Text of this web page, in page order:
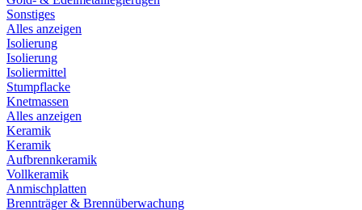
Sonstiges
Alles anzeigen
Isolierung
Isolierung
Isoliermittel
Stumpflacke
Knetmassen
Alles anzeigen
Keramik
Keramik
Aufbrennkeramik
Vollkeramik
Anmischplatten
Brennträger & Brennüberwachung